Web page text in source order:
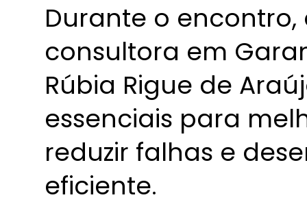
Durante o
consultora em
Rúbia Rigue de
essenciais para
reduzir falhas e
eficiente.